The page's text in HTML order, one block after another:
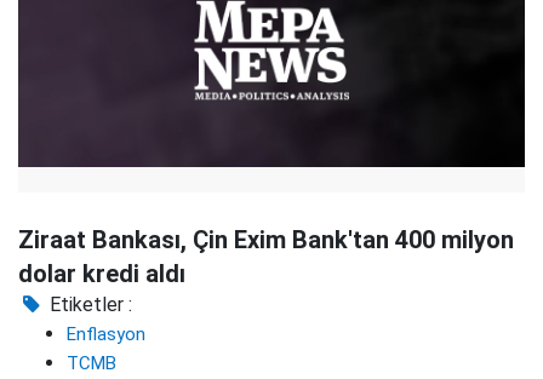
Ziraat Bankası, Çin Exim Bank'tan 400 milyon
dolar kredi aldı
Etiketler :
Enflasyon
TCMB